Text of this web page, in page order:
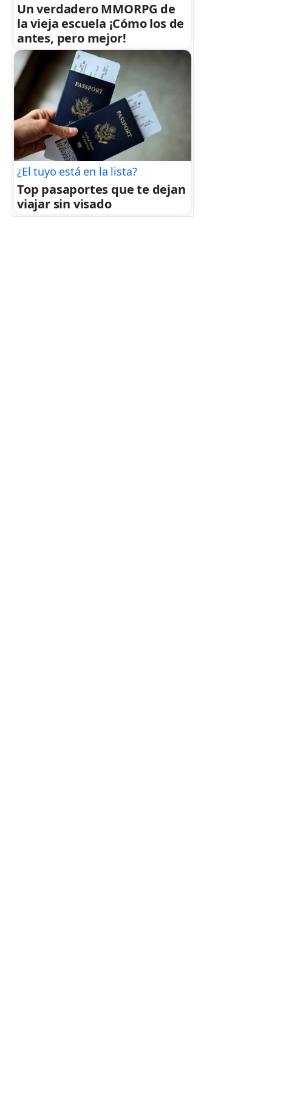
Un verdadero MMORPG de
la vieja escuela ¡Cómo los de
antes, pero mejor!
¿El tuyo está en la lista?
Top pasaportes que te dejan
viajar sin visado